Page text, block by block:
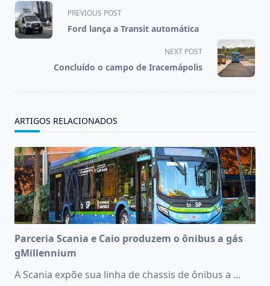
<span
class="nav-
subtitle
PREVIOUS POST
Ford lança a Transit automática
NEXT POST
Concluído o campo de Iracemápolis
ARTIGOS RELACIONADOS
Parceria Scania e Caio produzem o ônibus a gás
gMillennium
A Scania expõe sua linha de chassis de ônibus a ...